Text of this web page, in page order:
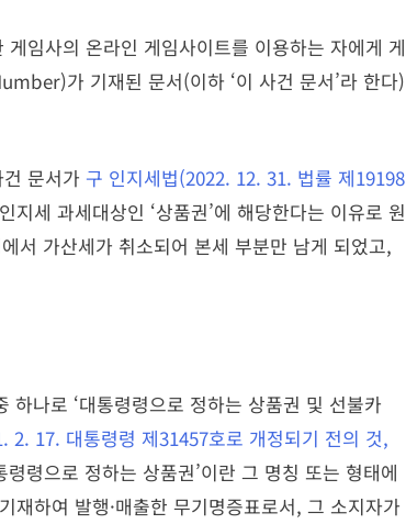
임사의 온라인 게임사이트를 이용하는 자에게 게
가 기재된 문서(이하 ‘이 사건 문서’라 한다)
문서가 구 인지세법(2022. 12. 31. 법률 제19198
지세 과세대상인 ‘상품권’에 해당한다는 이유로 원
서 가산세가 취소되어 본세 부분만 남게 되었고,
하나로 ‘대통령령으로 정하는 상품권 및 선불카
2. 17. 대통령령 제31457호로 개정되기 전의 것,
령령으로 정하는 상품권’이란 그 명칭 또는 형태에
하여 발행·매출한 무기명증표로서, 그 소지자가